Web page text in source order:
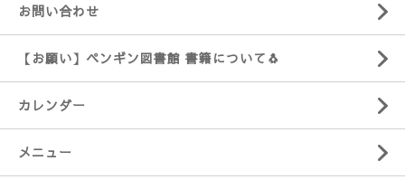
お問い合わせ
【お願い】ペンギン図書館 書籍について🐧
カレンダー
メニュー